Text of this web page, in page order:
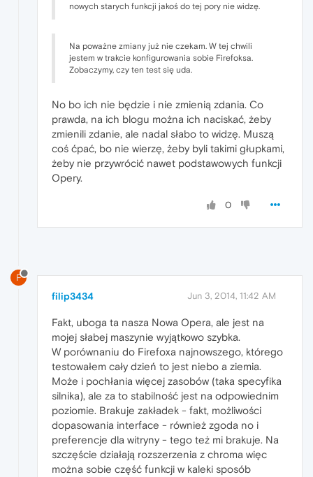
nowych starych funkcji jakoś do tej pory nie widzę.
Na poważne zmiany już nie czekam. W tej chwili
jestem w trakcie konfigurowania sobie Firefoksa.
Zobaczymy, czy ten test się uda.
No bo ich nie będzie i nie zmienią zdania. Co
prawda, na ich blogu można ich naciskać, żeby
zmienili zdanie, ale nadal słabo to widzę. Muszą
coś ćpać, bo nie wierzę, żeby byli takimi głupkami,
żeby nie przywrócić nawet podstawowych funkcji
Opery.
0
F
filip3434 Jun 3, 2014, 11:42 AM
Fakt, uboga ta nasza Nowa Opera, ale jest na
mojej słabej maszynie wyjątkowo szybka.
W porównaniu do Firefoxa najnowszego, którego
testowałem cały dzień to jest niebo a ziemia.
Może i pochłania więcej zasobów (taka specyfika
silnika), ale za to stabilność jest na odpowiednim
poziomie. Brakuje zakładek - fakt, możliwości
dopasowania interface - również zgoda no i
preferencje dla witryny - tego też mi brakuje. Na
szczęście działają rozszerzenia z chroma więc
można sobie część funkcji w kaleki sposób